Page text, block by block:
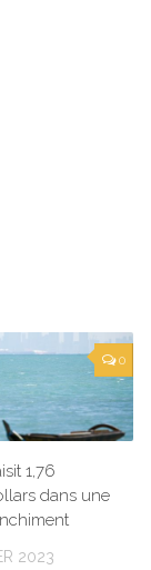
0
1,76
dans une
2023